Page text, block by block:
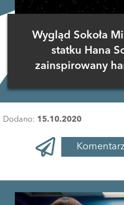
Wygląd Sokoła
statku Hana
zainspirowany
Dodano: 15.10.2020